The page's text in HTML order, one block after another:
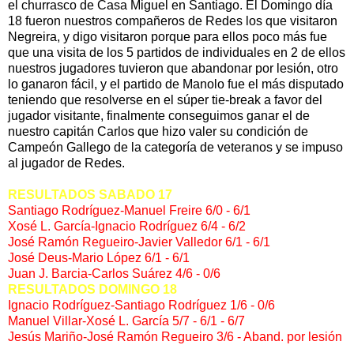
el churrasco de Casa Miguel en Santiago. El Domingo día
18 fueron nuestros compañeros de Redes los que visitaron
Negreira, y digo visitaron porque para ellos poco más fue
que una visita de los 5 partidos de individuales en 2 de ellos
nuestros jugadores tuvieron que abandonar por lesión, otro
lo ganaron fácil, y el partido de Manolo fue el más disputado
teniendo que resolverse en el súper tie-break a favor del
jugador visitante, finalmente conseguimos ganar el de
nuestro capitán Carlos que hizo valer su condición de
Campeón Gallego de la categoría de veteranos y se impuso
al jugador de Redes.
RESULTADOS SABADO 17
Santiago Rodríguez-Manuel Freire 6/0 - 6/1
Xosé L. García-Ignacio Rodríguez 6/4 - 6/2
José Ramón Regueiro-Javier Valledor 6/1 - 6/1
José Deus-Mario López 6/1 - 6/1
Juan J. Barcia-Carlos Suárez 4/6 - 0/6
RESULTADOS DOMINGO 18
Ignacio Rodríguez-Santiago Rodríguez 1/6 - 0/6
Manuel Villar-Xosé L. García 5/7 - 6/1 - 6/7
Jesús Mariño-José Ramón Regueiro 3/6 - Aband. por lesión